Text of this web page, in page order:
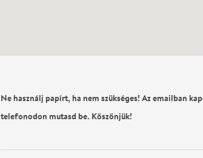
Ne használj papírt, ha nem szükséges! Az emailban
telefonodon mutasd be. Köszönjük!